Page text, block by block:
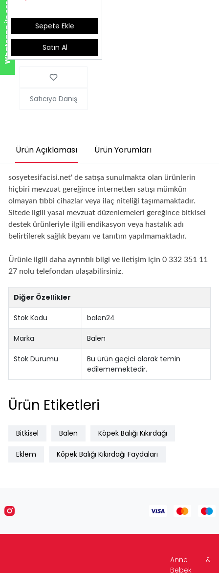
Sepete Ekle
Satın Al
Satıcıya Danış
Ürün Açıklaması Ürün Yorumları
sosyetesifacisi.net' de satışa sunulmakta olan ürünlerin
hiçbiri mevzuat gereğince internetten satışı mümkün
olmayan tıbbi cihazlar veya ilaç niteliği taşımamaktadır.
Sitede ilgili yasal mevzuat düzenlemeleri gereğince bitkisel
destek ürünleriyle ilgili endikasyon veya hastalık adı
belirtilerek sağlık beyanı ve tanıtım yapılmamaktadır.
Ürünle ilgili daha ayrıntılı bilgi ve iletişim için 0 332 351 11
27 nolu telefondan ulaşabilirsiniz.
Diğer Özellikler
Stok Kodu balen24
Marka Balen
Stok Durumu
Bu ürün geçici olarak temin
edilememektedir.
Ürün Etiketleri
Bitkisel Balen Köpek Balığı Kıkırdağı
Eklem Köpek Balığı Kıkırdağı Faydaları
Anne &
Bebek
Whatsapp ile sor!